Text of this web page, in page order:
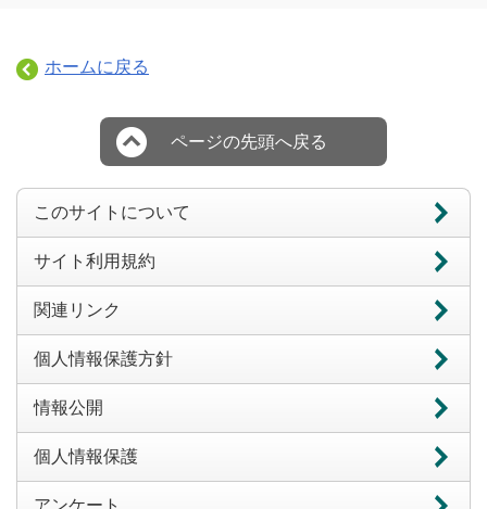
ホームに戻る
ページの先頭へ戻る
このサイトについて
サイト利用規約
関連リンク
個人情報保護方針
情報公開
個人情報保護